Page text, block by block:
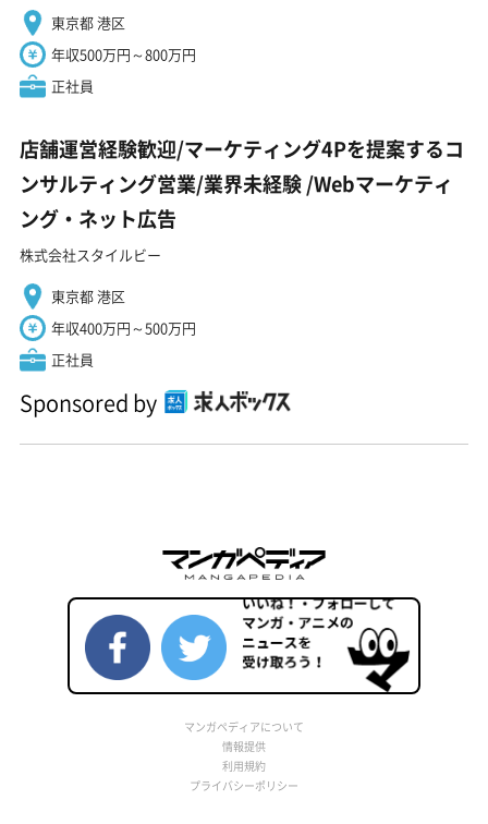
東京都 港区
年収500万円～800万円
正社員
店舗運営経験歓迎/マーケティング4Pを提案するコ
ンサルティング営業/業界未経験 ️/Webマーケティ
ング・ネット広告
株式会社スタイルビー
東京都 港区
年収400万円～500万円
正社員
Sponsored by
マンガペディアについて
情報提供
利用規約
プライバシーポリシー